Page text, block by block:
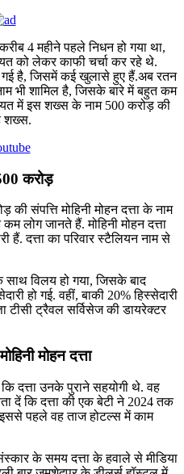
4 महीने पहले निधन हो गया था,
को लेकर काफी चर्चा कर रहे थे.
गई है, जिसमें कई खुलासे हुए हैं.अब रतन
भी शामिल है, जिसके बारे में बहुत कम
में इस शख्स के नाम 500 करोड़ की
शख्स.
करोड़
संपत्ति मोहिनी मोहन दत्ता के नाम
लोग जानते हैं. मोहिनी मोहन दत्ता
हैं. दत्ता का परिवार स्टैलियन नाम से
विलय हो गया, जिसके बाद
हो गई. वहीं, बाकी 20% हिस्सेदारी
टीसी ट्रैवल सर्विसेज की डायरेक्टर
मोहन दत्ता
दत्ता उनके पुराने सहयोगी थे. वह
दें कि दत्ता की एक बेटी ने 2024 तक
पहले वह ताज होटल्स में काम
के समय दत्ता के हवाले से मीडिया